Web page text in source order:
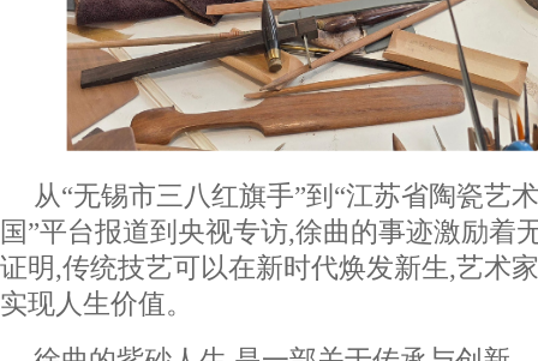
从“无锡市三八红旗手”到“江苏省陶瓷艺
国”平台报道到央视专访,徐曲的事迹激励着
证明,传统技艺可以在新时代焕发新生,艺术
实现人生价值。